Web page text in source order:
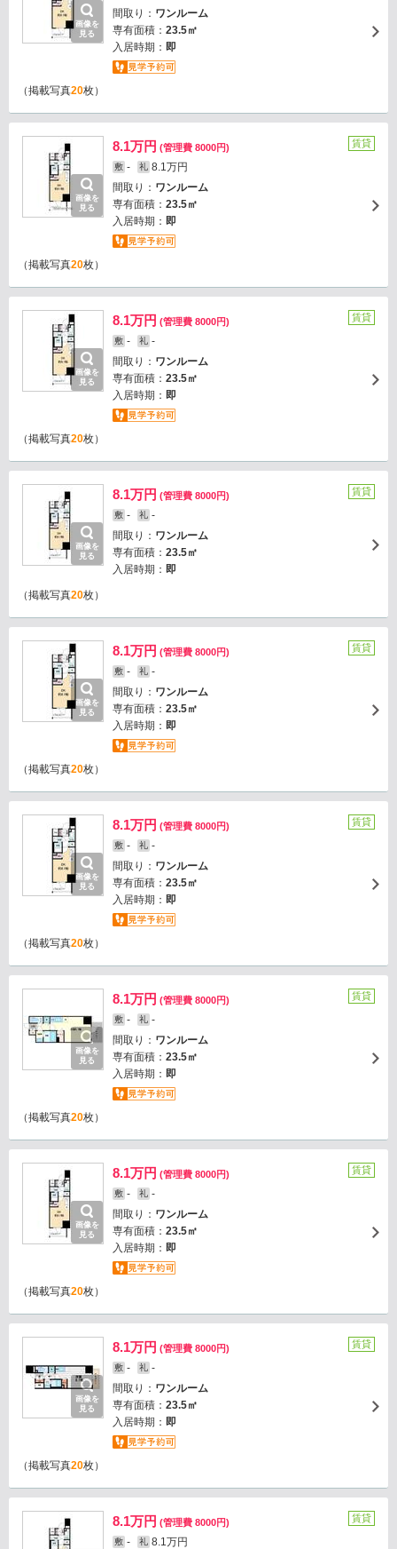
画像を
見る
間取り： ワンルーム
専有面積： 23.5㎡
入居時期： 即
（掲載写真20枚）
画像を
見る
8.1万円 (管理費 8000円)
敷 - 礼 8.1万円
間取り： ワンルーム
専有面積： 23.5㎡
入居時期： 即
賃貸
（掲載写真20枚）
画像を
見る
8.1万円 (管理費 8000円)
敷 - 礼 -
間取り： ワンルーム
専有面積： 23.5㎡
入居時期： 即
賃貸
（掲載写真20枚）
画像を
見る
8.1万円 (管理費 8000円)
敷 - 礼 -
間取り： ワンルーム
専有面積： 23.5㎡
入居時期： 即
賃貸
（掲載写真20枚）
画像を
見る
8.1万円 (管理費 8000円)
敷 - 礼 -
間取り： ワンルーム
専有面積： 23.5㎡
入居時期： 即
賃貸
（掲載写真20枚）
画像を
見る
8.1万円 (管理費 8000円)
敷 - 礼 -
間取り： ワンルーム
専有面積： 23.5㎡
入居時期： 即
賃貸
（掲載写真20枚）
画像を
見る
8.1万円 (管理費 8000円)
敷 - 礼 -
間取り： ワンルーム
専有面積： 23.5㎡
入居時期： 即
賃貸
（掲載写真20枚）
画像を
見る
8.1万円 (管理費 8000円)
敷 - 礼 -
間取り： ワンルーム
専有面積： 23.5㎡
入居時期： 即
賃貸
（掲載写真20枚）
画像を
見る
8.1万円 (管理費 8000円)
敷 - 礼 -
間取り： ワンルーム
専有面積： 23.5㎡
入居時期： 即
賃貸
（掲載写真20枚）
8.1万円 (管理費 8000円)
敷 - 礼 8.1万円
賃貸